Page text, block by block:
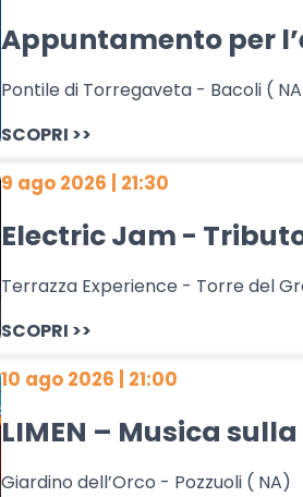
Appuntamento per
Pontile di Torregaveta - Bacoli (
SCOPRI >>
9 ago 2026 | 21:30
Electric Jam -
Terrazza Experience - Torre del
SCOPRI >>
10 ago 2026 | 21:00
LIMEN – Musica
Giardino dell’Orco - Pozzuoli ( NA)